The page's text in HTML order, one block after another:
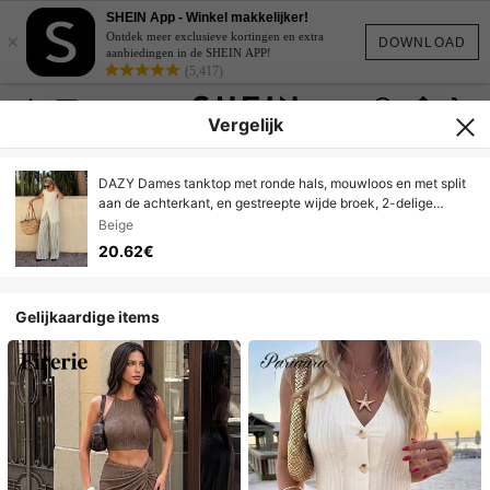
DOWNLOAD
×
SHEIN App - Winkel makkelijker!
Ontdek meer exclusieve kortingen en extra
aanbiedingen in de SHEIN APP!
(5,417)
Vergelijk
DAZY Dames tanktop met ronde hals, mouwloos en met split
aan de achterkant, en gestreepte wijde broek, 2-delige
vakantieset/loungeset voor dames
Beige
20.62€
Gelijkaardige items